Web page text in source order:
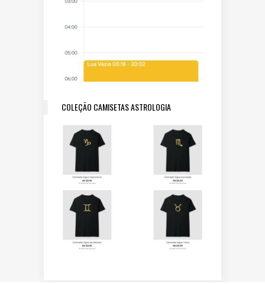
COLEÇÃO CAMISETAS ASTROLOGIA